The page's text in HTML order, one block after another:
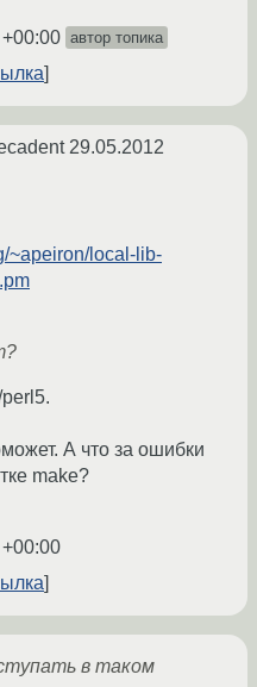
автор топика
29.05.2012
~apeiron/local-lib-
А что за ошибки
make?
в таком